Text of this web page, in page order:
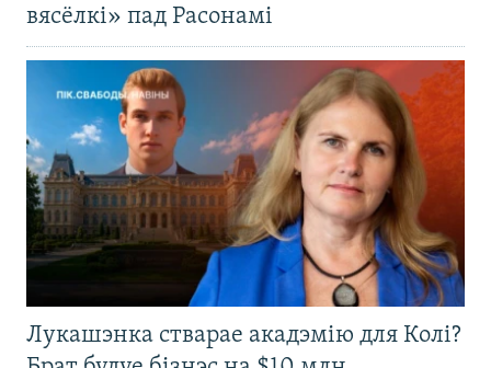
вясёлкі» пад Расонамі
Лукашэнка стварае акадэмію для Колі?